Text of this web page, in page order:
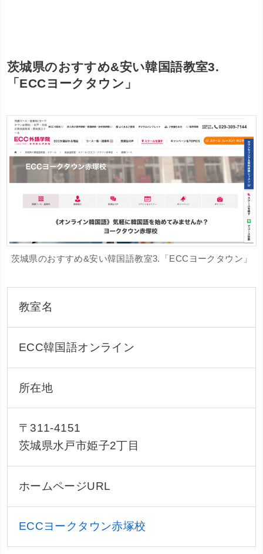
茨城県のおすすめ&安い韓国語教室3.
「ECCヨークタウン」
茨城県のおすすめ&安い韓国語教室3.「ECCヨークタウン」
教室名
ECC韓国語オンライン
所在地
〒311-4151
茨城県水戸市姫子2丁目
ホームページURL
ECCヨークタウン赤塚校